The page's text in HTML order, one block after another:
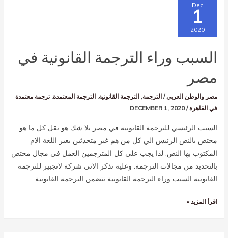
Dec
1
2020
السبب وراء الترجمة القانونية في
مصر
مصر والوطن العربي/الترجمة,الترجمة القانونية,الترجمة المعتمدة,ترجمة معتمدة
في القاهرة/
DECEMBER 1, 2020
السبب الرئيسي للترجمة القانونية في مصر بلا شك هو نقل كل ما هو
مختص بالنص الرئيس الي كل من هم غير متحدثين بغير اللغة الام
المكتوب بها النص. لذا يجب علي كل المترجمين العمل في مجال مختص
بالتحديد من مجالات الترجمة. وعلية نذكر الاتي شركة لانجبير للترجمة
القانونية السبب وراء الترجمة القانونية تتضمن الترجمة القانونية …
اقرأ المزيد »